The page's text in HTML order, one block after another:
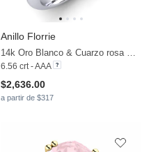
Anillo Florrie
14k Oro Blanco & Cuarzo rosa & Moissanita
6.56 crt - AAA
$2,636.00
a partir de $317